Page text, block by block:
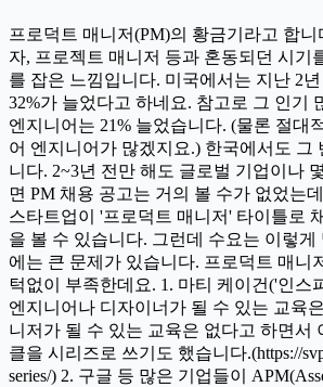
프로덕트 매니저(PM)의 황금기라고 합니
자, 프로젝트 매니저 등과 혼동되던 시기
를 잡은 느낌입니다. 미국에서는 지난 2
32%가 늘었다고 하네요. 참고로 그 인기
엔지니어는 21% 늘었습니다. (물론 절대
어 엔지니어가 많겠지요.) 한국에서도 그
니다. 2~3년 전만 해도 글로벌 기업이나
면 PM 채용 공고는 거의 볼 수가 없었는
스타트업이 '프로덕트 매니저' 타이틀로
을 볼 수 있습니다. 그런데 수요는 이렇게
에는 큰 문제가 있습니다. 프로덕트 매니
턱없이 부족한데요. 1. 마티 케이건('인스
엔지니어나 디자이너가 될 수 있는 교육
니저가 될 수 있는 교육은 없다고 하면서
클을 시리즈로 쓰기도 했습니다.(https://
series/) 2. 구글 등 많은 기업들이